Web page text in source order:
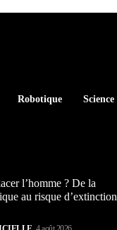
Robotique Science
l’homme ? De la
au risque d’extinction